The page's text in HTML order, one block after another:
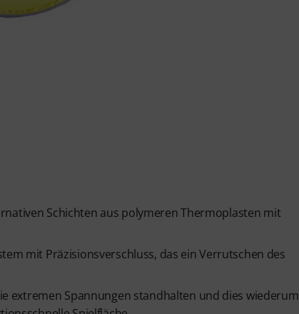
Schichten aus polymeren Thermoplasten mit
mit Präzisionsverschluss, das ein Verrutschen des
extremen Spannungen standhalten und dies wiederum